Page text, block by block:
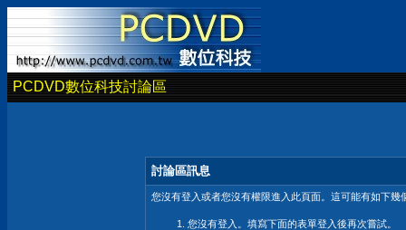
PCDVD數位科技討論區
討論區訊息
您沒有登入或者您沒有權限進入此頁面。這可能有如下幾
您沒有登入。填寫下面的表單登入後再次嘗試。